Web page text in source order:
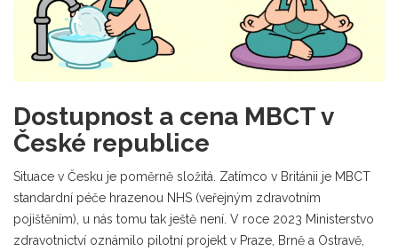
Dostupnost a cena MBCT v
České republice
Situace v Česku je poměrně složitá. Zatímco v Británii je MBCT
standardní péče hrazenou NHS (veřejným zdravotním
pojištěním), u nás tomu tak ještě není. V roce 2023 Ministerstvo
zdravotnictví oznámilo pilotní projekt v Praze, Brně a Ostravě,